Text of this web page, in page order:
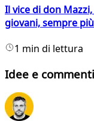
Il vice di don
giovani, sempre
1 min di lettura
Idee e commenti